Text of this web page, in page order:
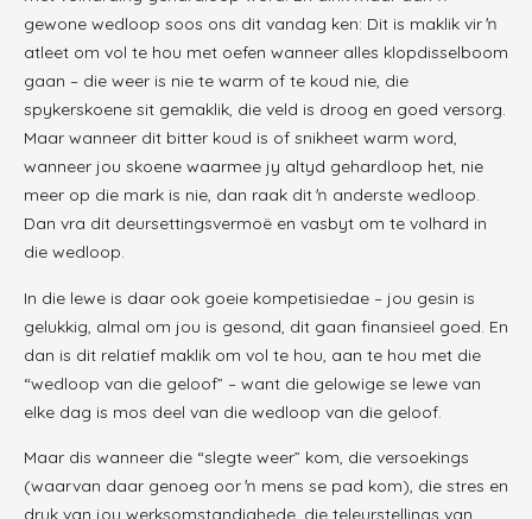
gewone wedloop soos ons dit vandag ken: Dit is maklik vir ŉ
atleet om vol te hou met oefen wanneer alles klopdisselboom
gaan – die weer is nie te warm of te koud nie, die
spykerskoene sit gemaklik, die veld is droog en goed versorg.
Maar wanneer dit bitter koud is of snikheet warm word,
wanneer jou skoene waarmee jy altyd gehardloop het, nie
meer op die mark is nie, dan raak dit ŉ anderste wedloop.
Dan vra dit deursettingsvermoë en vasbyt om te volhard in
die wedloop.
In die lewe is daar ook goeie kompetisiedae – jou gesin is
gelukkig, almal om jou is gesond, dit gaan finansieel goed. En
dan is dit relatief maklik om vol te hou, aan te hou met die
“wedloop van die geloof” – want die gelowige se lewe van
elke dag is mos deel van die wedloop van die geloof.
Maar dis wanneer die “slegte weer” kom, die versoekings
(waarvan daar genoeg oor ŉ mens se pad kom), die stres en
druk van jou werksomstandighede, die teleurstellings van